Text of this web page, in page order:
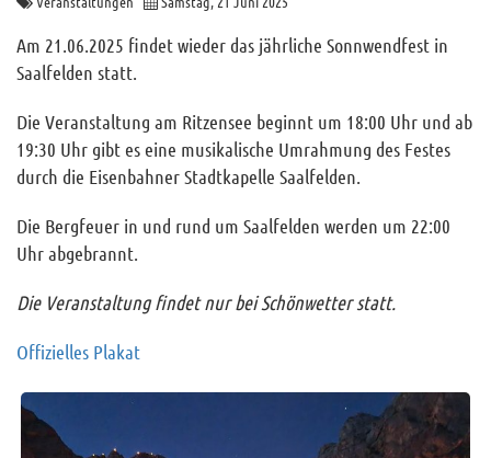
Funktionäre
Veranstaltungen
Mitgliederbereich
Home
Kontakt
Sitemap
Datenschutz
Am 21.06.2025 findet wieder das jährliche Sonnwendfest in
Saalfelden statt.
Die Veranstaltung am Ritzensee beginnt um 18:00 Uhr und ab
19:30 Uhr gibt es eine musikalische Umrahmung des Festes
durch die Eisenbahner Stadtkapelle Saalfelden.
Die Bergfeuer in und rund um Saalfelden werden um 22:00
Uhr abgebrannt.
Die Veranstaltung findet nur bei Schönwetter statt.
Offizielles Plakat